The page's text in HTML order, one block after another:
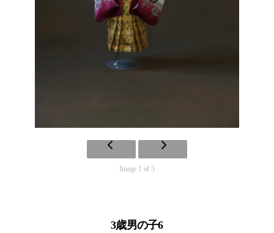
Image 1 of 5
3歳男の子6